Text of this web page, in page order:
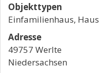
Objekttypen
Einfamilienhaus, Haus
Adresse
49757 Werlte
Niedersachsen